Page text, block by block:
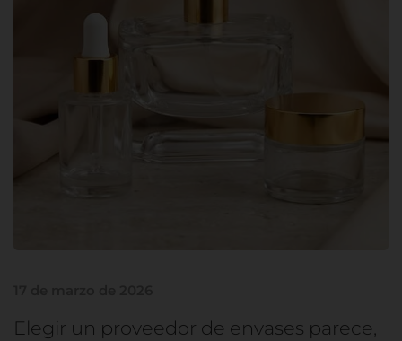
Elegir un proveedor de envases parece,